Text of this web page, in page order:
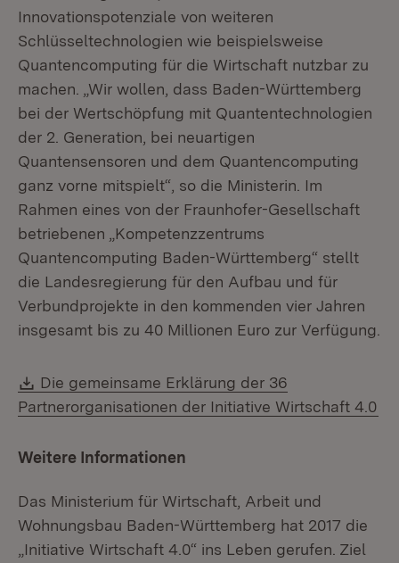
Innovationspotenziale von weiteren
Schlüsseltechnologien wie beispielsweise
Quantencomputing für die Wirtschaft nutzbar zu
machen. „Wir wollen, dass Baden-Württemberg
bei der Wertschöpfung mit Quantentechnologien
der 2. Generation, bei neuartigen
Quantensensoren und dem Quantencomputing
ganz vorne mitspielt“, so die Ministerin. Im
Rahmen eines von der Fraunhofer-Gesellschaft
betriebenen „Kompetenzzentrums
Quantencomputing Baden-Württemberg“ stellt
die Landesregierung für den Aufbau und für
Verbundprojekte in den kommenden vier Jahren
insgesamt bis zu 40 Millionen Euro zur Verfügung.
Download:
Die gemeinsame Erklärung der 36
Partnerorganisationen der Initiative Wirtschaft 4.0
Weitere Informationen
Das Ministerium für Wirtschaft, Arbeit und
Wohnungsbau Baden-Württemberg hat 2017 die
„Initiative Wirtschaft 4.0“ ins Leben gerufen. Ziel